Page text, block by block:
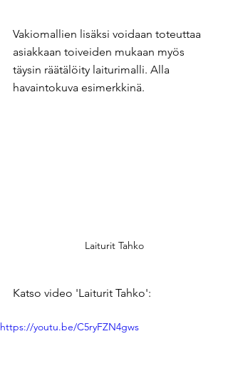
Vakiomallien lisäksi voidaan toteuttaa
asiakkaan toiveiden mukaan myös
täysin räätälöity laiturimalli. Alla
havaintokuva esimerkkinä.
Laiturit Tahko
Katso video 'Laiturit Tahko':
https://youtu.be/C5ryFZN4gws